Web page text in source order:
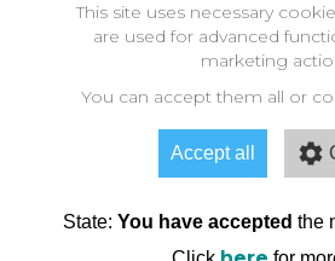
This site uses necessary
are used for advanced
marketing
You can accept them all or
Accept all
State: You have accepted the